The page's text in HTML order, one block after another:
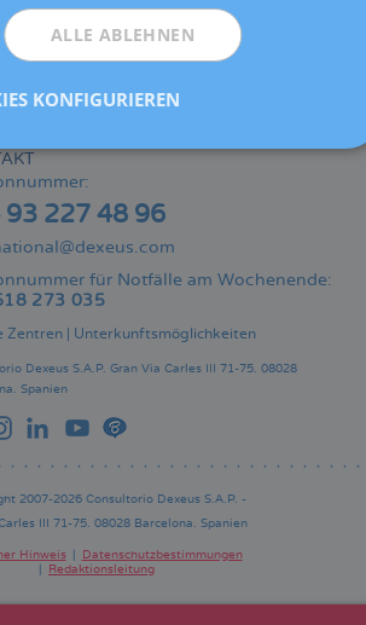
93 227 48 96
für Notfälle am Wochenende:
273 035
Zentren | Unterkunftsmöglichkeiten
Dexeus S.A.P. Gran Via Carles III 71-75. 08028
Spanien
2007-2026 Consultorio Dexeus S.A.P. -
III 71-75. 08028 Barcelona. Spanien
Hinweis
Datenschutzbestimmungen
Redaktionsleitung
ALLE ABLEHNEN
KONFIGURIEREN